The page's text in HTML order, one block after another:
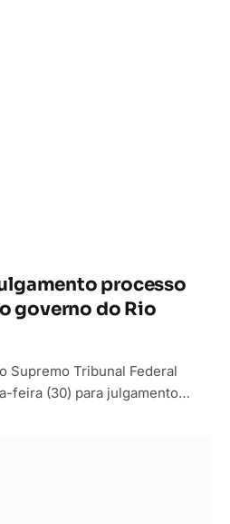
processo
governo do Rio
Supremo Tribunal Federal
feira (30) para julgamento…